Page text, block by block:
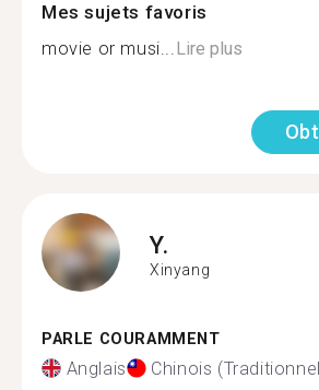
Mes sujets favoris
movie or musi...Lire plus
Y.
Xinyang
PARLE COURAMMENT
Anglais Chinois